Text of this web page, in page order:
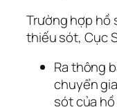
Trường hợp hồ
thiếu sót, Cục
Ra thông
chuyển
sót của